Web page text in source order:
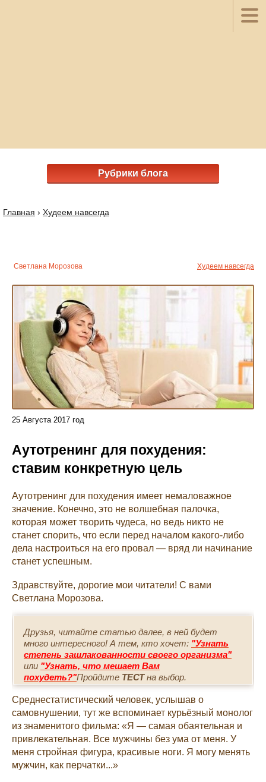
Рубрики блога
Главная › Худеем навсегда
Светлана Морозова Худеем навсегда
25 Августа2017 год
Аутотренинг для похудения:
ставим конкретную цель
Аутотренинг для похудения имеет немаловажное
значение. Конечно, это не волшебная палочка,
которая может творить чудеса, но ведь никто не
станет спорить, что если перед началом какого-либо
дела настроиться на его провал — вряд ли начинание
станет успешным.
Здравствуйте, дорогие мои читатели! С вами
Светлана Морозова.
Друзья, читайте статью далее, в ней будет
много интересного! А тем, кто хочет: "Узнать
степень зашлакованности своего организма"
или "Узнать, что мешает Вам
похудеть?"Пройдите ТЕСТна выбор.
Среднестатистический человек, услышав о
самовнушении, тут же вспоминает курьёзный монолог
из знаменитого фильма: «Я — самая обаятельная и
привлекательная. Все мужчины без ума от меня. У
меня стройная фигура, красивые ноги. Я могу менять
мужчин, как перчатки...»